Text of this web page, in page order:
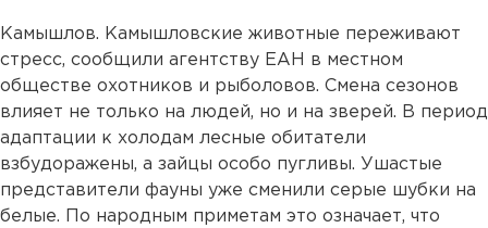
Камышлов. Камышловские животные переживают
стресс, сообщили агентству ЕАН в местном
обществе охотников и рыболовов. Смена сезонов
влияет не только на людей, но и на зверей. В период
адаптации к холодам лесные обитатели
взбудоражены, а зайцы особо пугливы. Ушастые
представители фауны уже сменили серые шубки на
белые. По народным приметам это означает, что